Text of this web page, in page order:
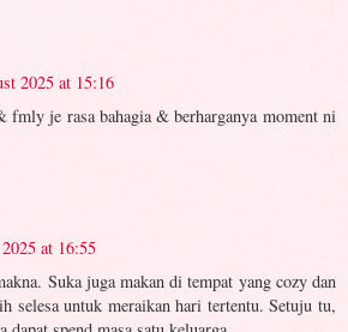
2025 at 15:16
fmly je rasa bahagia & berharganya moment ni
at 16:55
Suka juga makan di tempat yang cozy dan
selesa untuk meraikan hari tertentu. Setuju tu,